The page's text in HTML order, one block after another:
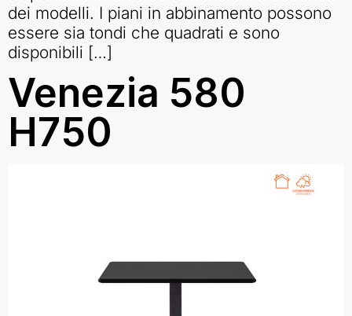
dei modelli. I piani in abbinamento possono
essere sia tondi che quadrati e sono
disponibili […]
Venezia 580
H750